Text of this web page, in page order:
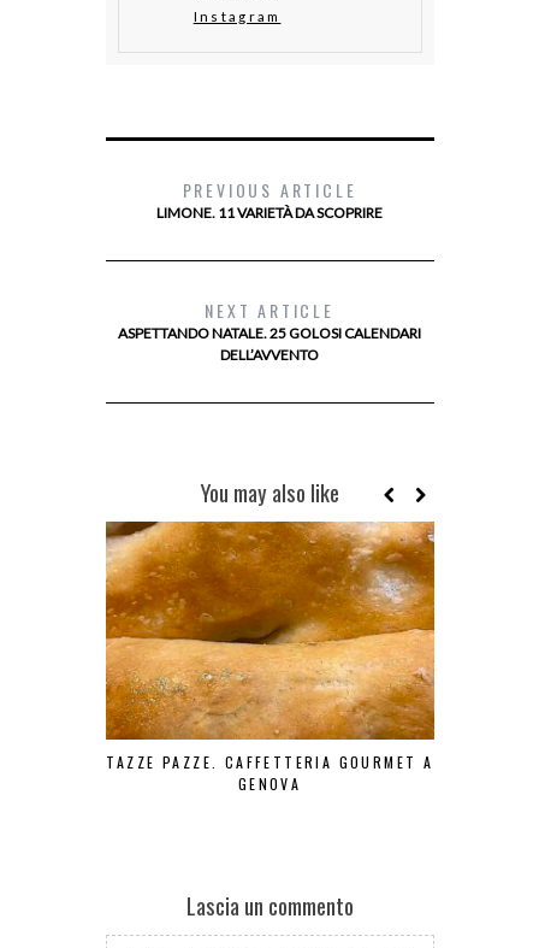
Instagram
PREVIOUS ARTICLE
LIMONE. 11 VARIETÀ DA SCOPRIRE
NEXT ARTICLE
ASPETTANDO NATALE. 25 GOLOSI CALENDARI
DELL’AVVENTO
You may also like
TAZZE PAZZE. CAFFETTERIA GOURMET A
GENOVA
Lascia un commento